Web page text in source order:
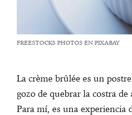
FREESTOCKS PHOTOS EN PIXABAY
La crème brûlée es un
gozo de quebrar la costra
Para mí, es una experiencia